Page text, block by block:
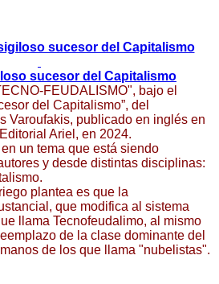
sucesor del Capitalismo
sucesor del Capitalismo
FEUDALISMO", bajo el
del Capitalismo”, del
Varoufakis, publicado en inglés en
Ariel, en 2024.
un tema que está siendo
y desde distintas disciplinas:
plantea es que la
que modifica al sistema
llama Tecnofeudalimo, al mismo
de la clase dominante del
de los que llama "nubelistas".